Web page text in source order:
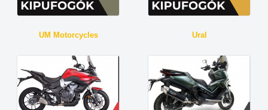
UM Motorcycles Ural